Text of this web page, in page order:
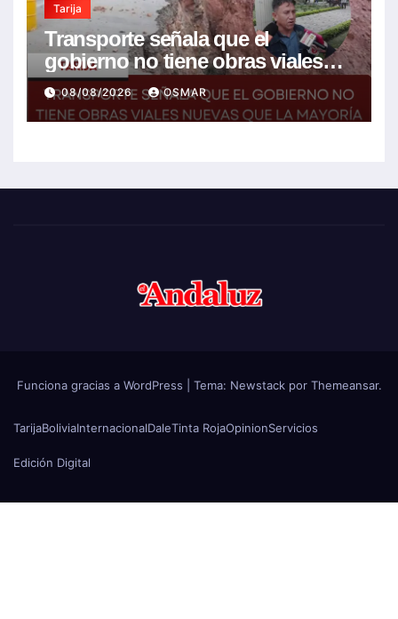
Tarija
Transporte señala que el
gobierno no tiene obras viales
nuevas que la mayoría son de la
anterior gestión
08/08/2026 OSMAR
Funciona gracias a WordPress Tema: Newstackpor Themeansar.
TarijaBoliviaInternacionalDaleTinta RojaOpinionServicios
Edición Digital